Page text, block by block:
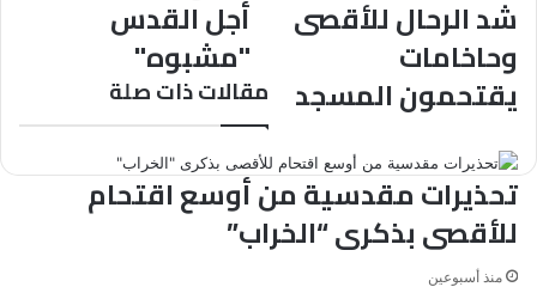
إلى
وجوب
شد
الرحال
للأقصى
يقتحمون
المسجد
شد الرحال للأقصى
وحاخامات
يقتحمون المسجد
سلاح
لا
يزغرد
من
"مشبوه"
أجل القدس
"مشبوه"
مقالات ذات صلة
تحذيرات مقدسية من أوسع اقتحام
للأقصى بذكرى “الخراب”
منذ أسبوعين